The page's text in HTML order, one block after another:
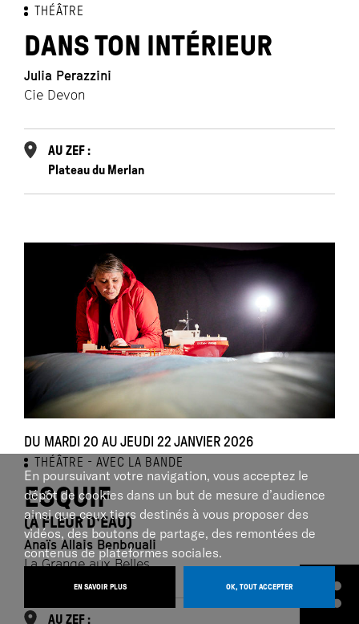
THÉÂTRE
DANS TON INTÉRIEUR
Julia Perazzini
Cie Devon
AU ZEF :
Plateau du Merlan
DU MARDI 20 AU JEUDI 22 JANVIER 2026
THÉÂTRE AVEC LA BANDE
ESQUIF
(À FLEUR D'EAU)
Anaïs Allais Benbouali
La Grange aux Belles
AU ZEF :
En poursuivant votre navigation, vous acceptez le
dépôt de cookies dans un but de mesure d’audience
ainsi que ceux tiers destinés à vous proposer des
vidéos, des boutons de partage, des remontées de
contenus de plateformes sociales.
EN SAVOIR PLUS OK, TOUT ACCEPTER